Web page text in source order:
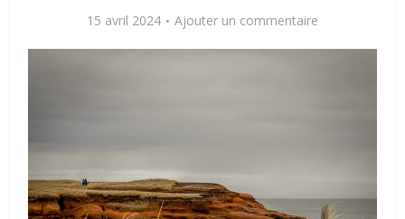
15 avril 2024 Ajouter un commentaire